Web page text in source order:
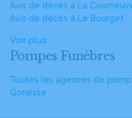
Avis de décès à La
Avis de décès à Le Bourget
Voir plus
Pompes Funèbres
Toutes les agences de
Gonesse